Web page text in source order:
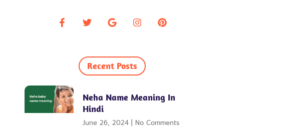
Recent Posts
Neha Name Meaning In
Hindi
June 26, 2024 No Comments